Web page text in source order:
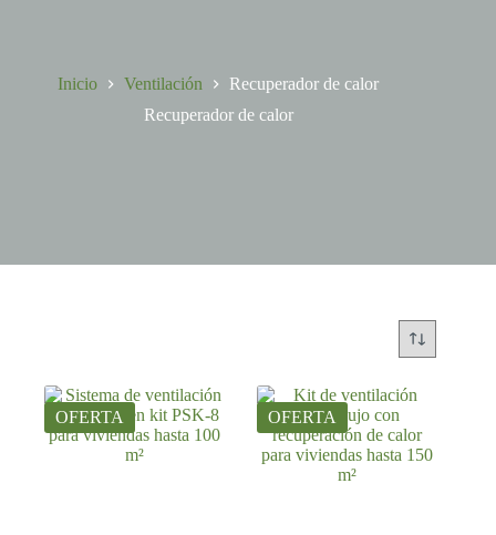
Inicio Ventilación
Recuperador de calor
Recuperador de calor
OFERTA OFERTA